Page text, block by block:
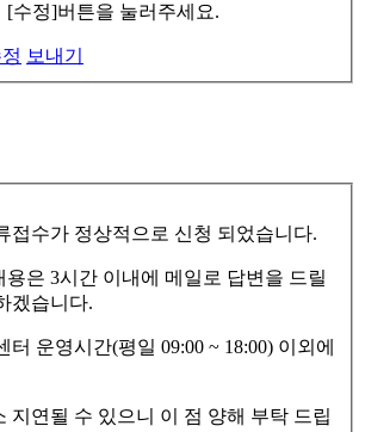
[수정]버튼을 눌러주세요.
보내기
접수가 정상적으로 신청 되었습니다.
용은 3시간 이내에 메일로 답변을 드릴
겠습니다.
터 운영시간(평일 09:00 ~ 18:00) 이외에
지연될 수 있으니 이 점 양해 부탁 드립